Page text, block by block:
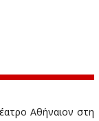
δ
Αθήναιον στη